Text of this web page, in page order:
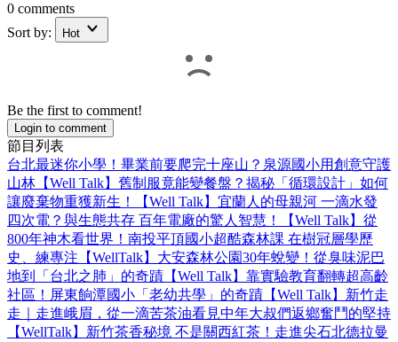
0 comments
Sort by:
Hot
Be the first to comment!
Login to comment
節目列表
台北最迷你小學！畢業前要爬完十座山？泉源國小用創意守護
山林【Well Talk】 舊制服竟能變餐盤？揭秘「循環設計」如何
讓廢棄物重獲新生！【Well Talk】 宜蘭人的母親河 一滴水發
四次電？與生態共存 百年電廠的驚人智慧！【Well Talk】 從
800年神木看世界！南投平頂國小超酷森林課 在樹冠層學歷
史、練專注【WellTalk】 大安森林公園30年蛻變！從臭味泥巴
地到「台北之肺」的奇蹟【Well Talk】 靠實驗教育翻轉超高齡
社區！屏東餉潭國小「老幼共學」的奇蹟【Well Talk】 新竹走
走｜走進峨眉，從一滴苦茶油看見中年大叔們返鄉奮鬥的堅持
【WellTalk】 新竹茶香秘境 不是關西紅茶！走進尖石北德拉曼